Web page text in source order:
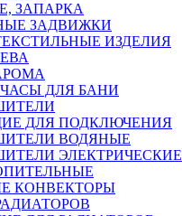
ЗАПАРКА
ЗАДВИЖКИ
ИЗДЕЛИЯ
ДЛЯ БАНИ
ДЛЯ ПОДКЛЮЧЕНИЯ
ВОДЯНЫЕ
ЭЛЕКТРИЧЕСКИЕ
КОНВЕКТОРЫ